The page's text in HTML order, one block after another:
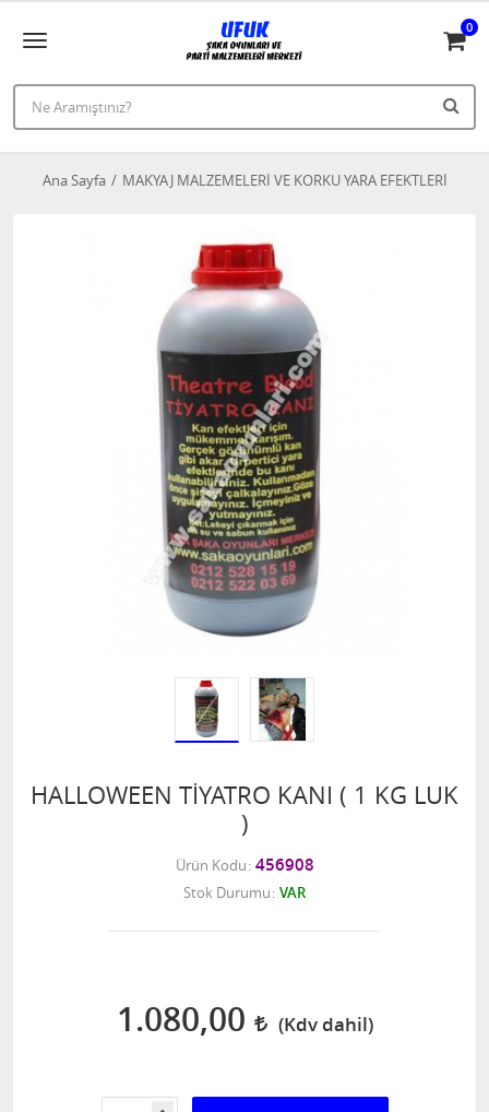
0
Ana Sayfa MAKYAJ MALZEMELERİ VE KORKU YARA EFEKTLERİ
HALLOWEEN TİYATRO KANI ( 1 KG LUK
)
Ürün Kodu 456908
Stok Durumu VAR
1.080,00